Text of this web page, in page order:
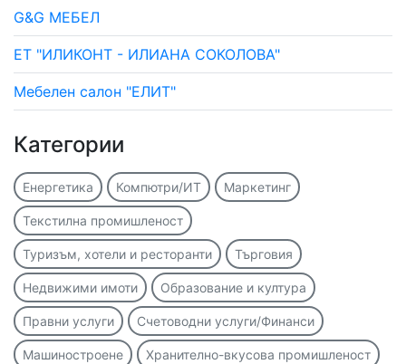
G&G МЕБЕЛ
ЕТ "ИЛИКОНТ - ИЛИАНА СОКОЛОВА"
Мебелен салон "ЕЛИТ"
Категории
Енергетика Компютри/ИТ Маркетинг
Текстилна промишленост
Туризъм, хотели и ресторанти Търговия
Недвижими имоти Образование и култура
Правни услуги Счетоводни услуги/Финанси
Машиностроене Хранително-вкусова промишленост